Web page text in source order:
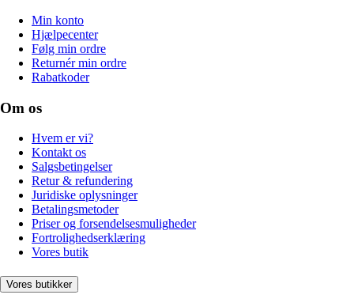
Min konto
Hjælpecenter
Følg min ordre
Returnér min ordre
Rabatkoder
Om os
Hvem er vi?
Kontakt os
Salgsbetingelser
Retur & refundering
Juridiske oplysninger
Betalingsmetoder
Priser og forsendelsesmuligheder
Fortrolighedserklæring
Vores butik
Vores butikker